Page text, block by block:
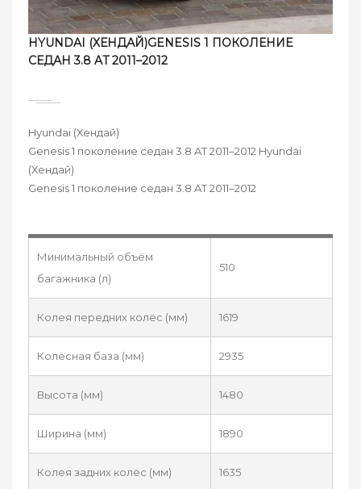
HYUNDAI (ХЕНДАЙ)GENESIS 1 ПОКОЛЕНИЕ
СЕДАН 3.8 AT 2011–2012
Hyundai (Хендай)
Genesis 1 поколение седан 3.8 AT 2011–2012 Hyundai
(Хендай)
Genesis 1 поколение седан 3.8 AT 2011–2012
Минимальный объём
багажника (л)
510
Колея передних колёс (мм) 1619
Колёсная база (мм) 2935
Высота (мм) 1480
Ширина (мм) 1890
Колея задних колёс (мм) 1635